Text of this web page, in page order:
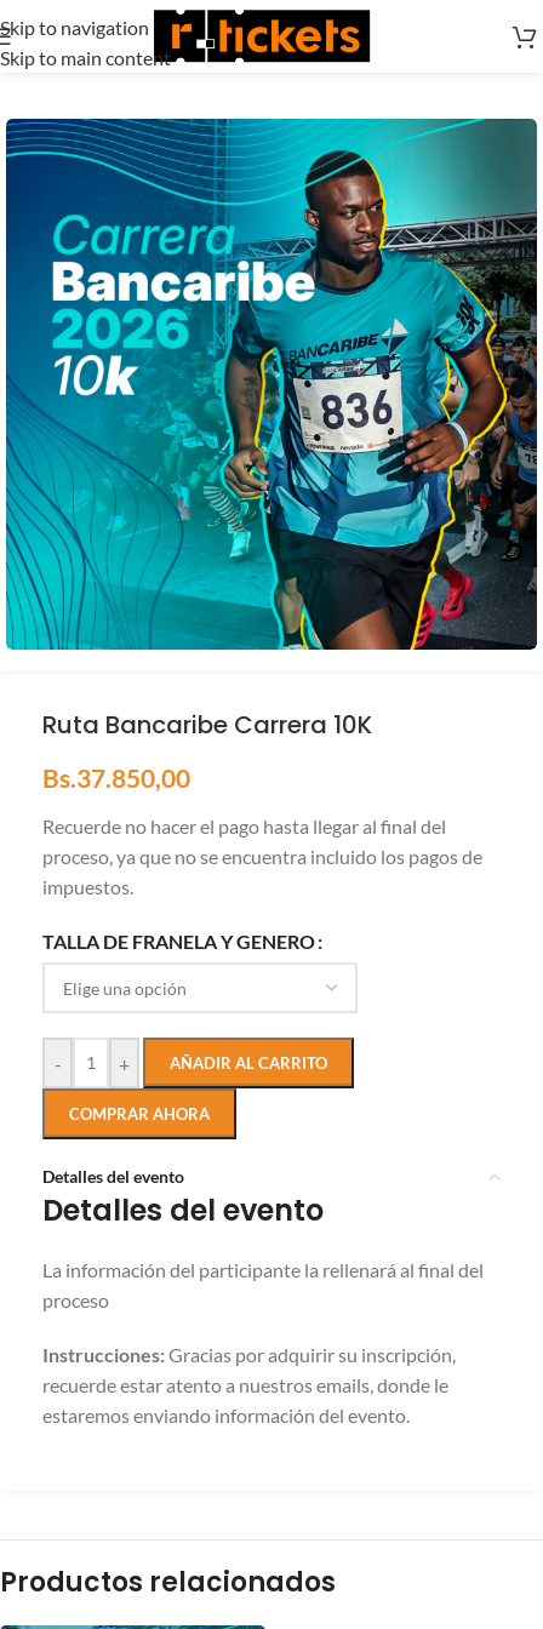
Skip to navigation
Skip to main content
Ruta Bancaribe Carrera 10K
Bs.37.850,00
Recuerde no hacer el pago hasta llegar al final del
proceso, ya que no se encuentra incluido los pagos de
impuestos.
TALLA DE FRANELA Y GENERO
- + AÑADIR AL CARRITO
COMPRAR AHORA
Detalles del evento
Detalles del evento
La información del participante la rellenará al final del
proceso
Instrucciones:Gracias por adquirir su inscripción,
recuerde estar atento a nuestros emails, donde le
estaremos enviando información del evento.
Productos relacionados